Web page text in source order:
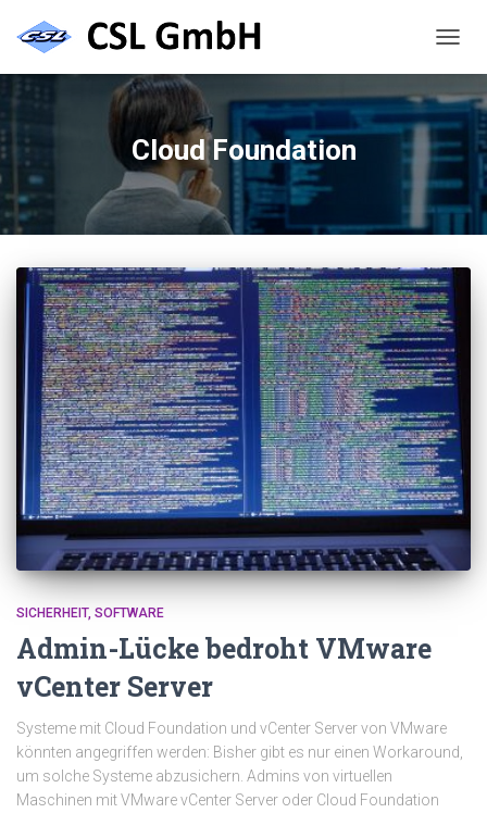
Cloud Foundation
SICHERHEIT SOFTWARE
Admin-Lücke bedroht VMware
vCenter Server
Systeme mit Cloud Foundation und vCenter Server von VMware
könnten angegriffen werden: Bisher gibt es nur einen Workaround,
um solche Systeme abzusichern. Admins von virtuellen
Maschinen mit VMware vCenter Server oder Cloud Foundation